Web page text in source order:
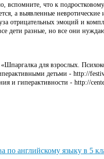
вспомните, что к
а выявленные
отрицательных эмоций и
дети разные, но все они
для взрослых.
детьми - http://
и гиперактивности - http://
по английскому языку в 5